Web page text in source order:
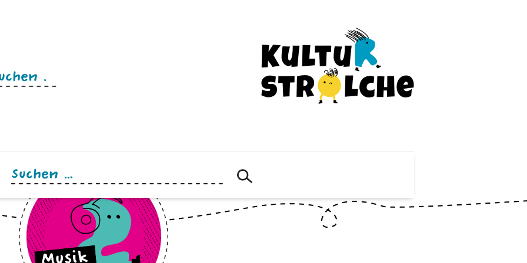
Suchen
nach: